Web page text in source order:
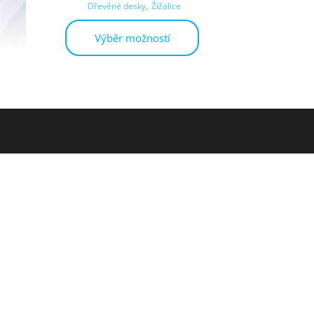
Dřevěné desky, Žížalice
Výběr možností